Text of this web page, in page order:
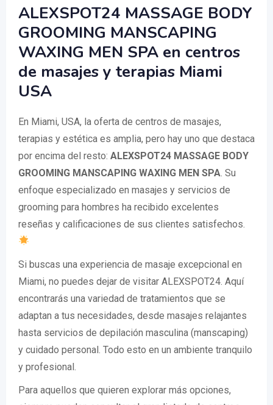
ALEXSPOT24 MASSAGE BODY
GROOMING MANSCAPING
WAXING MEN SPA en centros
de masajes y terapias Miami
USA
En Miami, USA, la oferta de centros de masajes,
terapias y estética es amplia, pero hay uno que destaca
por encima del resto: ALEXSPOT24 MASSAGE BODY
GROOMING MANSCAPING WAXING MEN SPA . Su
enfoque especializado en masajes y servicios de
grooming para hombres ha recibido excelentes
reseñas y calificaciones de sus clientes satisfechos.
Si buscas una experiencia de masaje excepcional en
Miami, no puedes dejar de visitar ALEXSPOT24. Aquí
encontrarás una variedad de tratamientos que se
adaptan a tus necesidades, desde masajes relajantes
hasta servicios de depilación masculina (manscaping)
y cuidado personal. Todo esto en un ambiente tranquilo
y profesional.
Para aquellos que quieren explorar más opciones,